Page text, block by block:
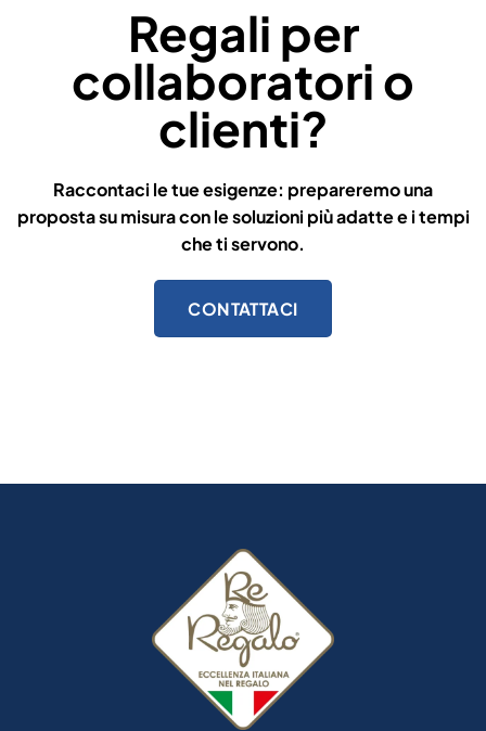
Regali per
collaboratori o
clienti?
Raccontaci le tue esigenze: prepareremo una
proposta su misura con le soluzioni più adatte e i tempi
che ti servono.
CONTATTACI